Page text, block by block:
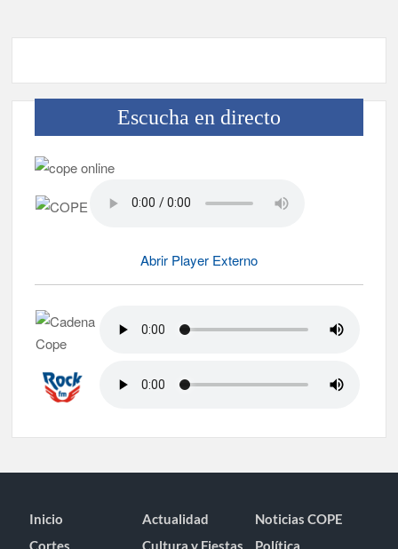
Escucha en directo
Abrir Player Externo
Inicio Actualidad
Noticias COPE
Cortes
Cultura y Fiestas Política